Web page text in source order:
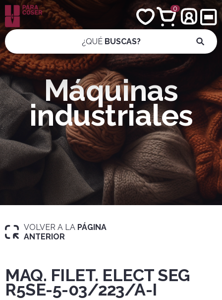
¿QUÉ BUSCAS?
0
Máquinas
industriales
VOLVER A LA PÁGINA
ANTERIOR
MAQ. FILET. ELECT SEG
R5SE-5-03/223/A-I